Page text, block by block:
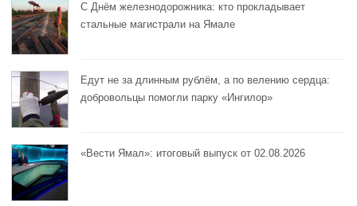
С Днём железнодорожника: кто прокладывает
стальные магистрали на Ямале
Едут не за длинным рублём, а по велению сердца:
добровольцы помогли парку «Ингилор»
«Вести Ямал»: итоговый выпуск от 02.08.2026